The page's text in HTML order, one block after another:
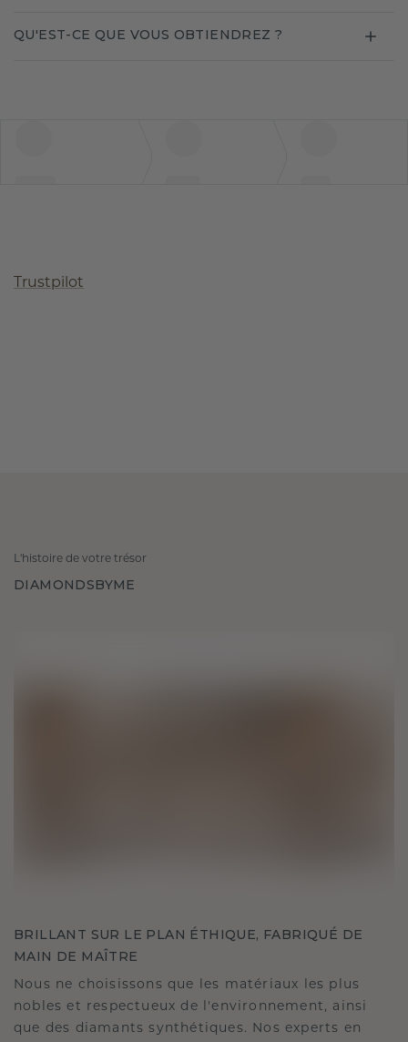
QU'EST-CE QUE VOUS OBTIENDREZ ?
Trustpilot
L'histoire de votre trésor
DIAMONDSBYME
BRILLANT SUR LE PLAN ÉTHIQUE, FABRIQUÉ DE
MAIN DE MAÎTRE
Nous ne choisissons que les matériaux les plus
nobles et respectueux de l'environnement, ainsi
que des diamants synthétiques. Nos experts en